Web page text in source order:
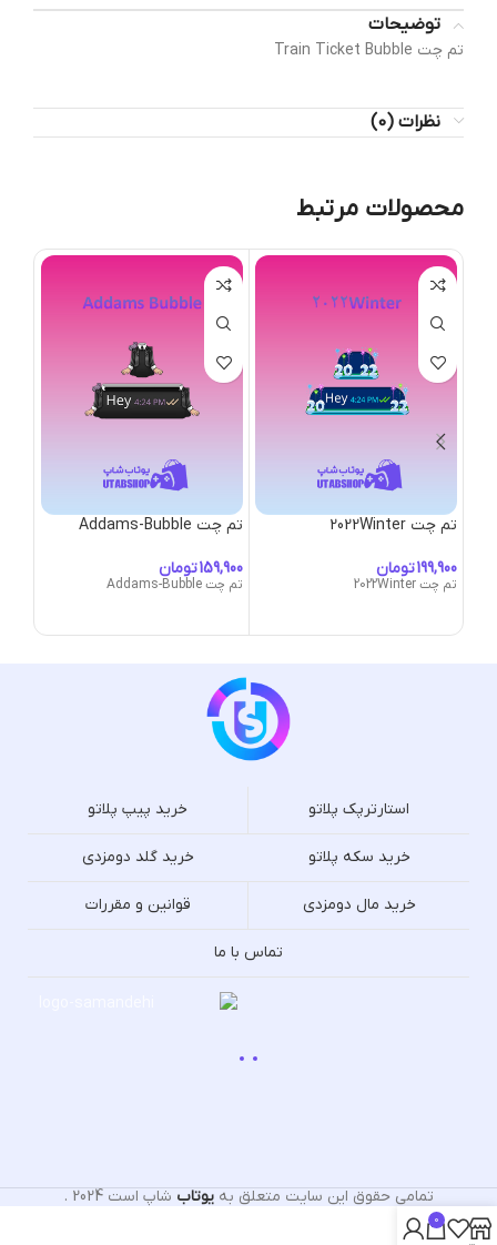
توضیحات
تم چت Train Ticket Bubble
نظرات (0)
محصولات مرتبط
تم چت 2022Winter
تومان
تم چت 2022Winter
تم چت Addams-Bubble
تومان
تم چت Addams-Bubble
استارترپک پلاتو خرید پیپ پلاتو
خرید سکه پلاتو خرید گلد دومزدی
خرید مال دومزدی قوانین و مقررات
تماس با ما
تمامی حقوق این سایت متعلق بهیوتاب شاپ است 2024
.
0